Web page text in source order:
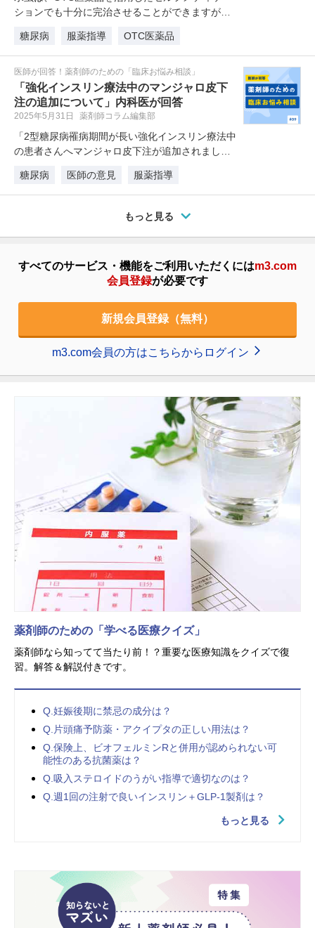
ションでも十分に完治させることができますが、
糖尿病
服薬指導 OTC医薬品
医師が回答！薬剤師のための「臨床お悩み相談」
「強化インスリン療法中のマンジャロ皮下
注の追加について」内科医が回答
2025年5月31日 薬剤師コラム編集部
「2型糖尿病罹病期間が長い強化インスリン療法中
の患者さんへマンジャロ皮下注が追加されまし
糖尿病
医師の意見 服薬指導
もっと見る
すべてのサービス・機能をご利用いただくにはm3.com
会員登録が必要です
新規会員登録（無料）
m3.com会員の方はこちらからログイン
薬剤師のための「学べる医療クイズ」
薬剤師なら知ってて当たり前！？重要な医療知識をクイズで復
習。解答＆解説付きです。
Q.妊娠後期に禁忌の成分は？
Q.片頭痛予防薬・アクイプタの正しい用法は？
Q.保険上、ビオフェルミンRと併用が認められない可
能性のある抗菌薬は？
Q.吸入ステロイドのうがい指導で適切なのは？
Q.週1回の注射で良いインスリン＋GLP-1製剤は？
もっと見る